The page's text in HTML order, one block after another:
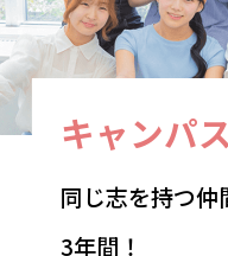
キャンパ
同じ志を持つ仲
3年間！